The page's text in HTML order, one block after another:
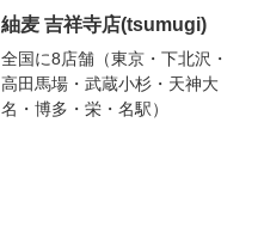
紬麦 吉祥寺店(tsumugi)
全国に8店舗（東京・下北沢・
高田馬場・武蔵小杉・天神大
名・博多・栄・名駅）